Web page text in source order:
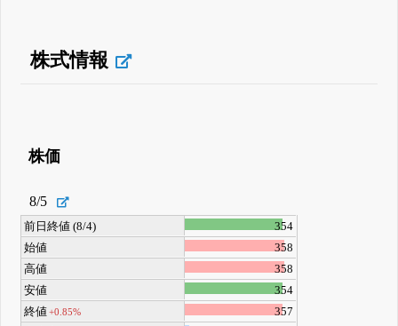
株式情報
株価
8/5
前日終値 (8/4)
354
始値
358
高値
358
安値
354
終値+0.85%
357